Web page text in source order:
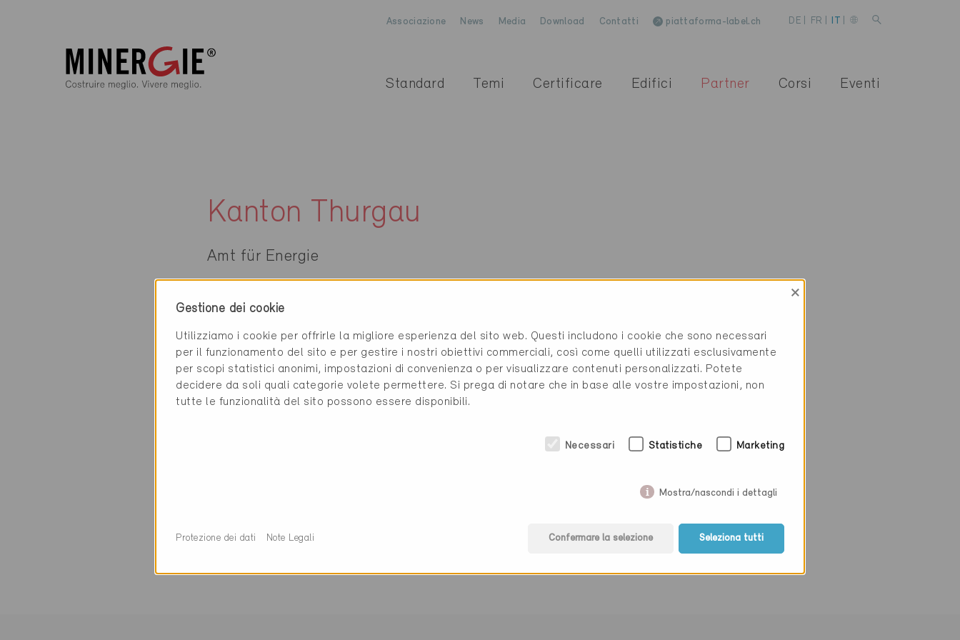
Associazione News Media Download Contatti piattaforma-label.ch DE FR IT
Standard Temi Certificare Edifici Partner Corsi Eventi
Kanton Thurgau
Amt für Energie
Contatti
Kanton Thurgau
Amt für Energie
058 345 54 80
Gestione dei cookie
×
Utilizziamo i cookie per offrirle la migliore esperienza del sito web. Questi includono i cookie che sono necessari
per il funzionamento del sito e per gestire i nostri obiettivi commerciali, così come quelli utilizzati esclusivamente
per scopi statistici anonimi, impostazioni di convenienza o per visualizzare contenuti personalizzati. Potete
decidere da soli quali categorie volete permettere. Si prega di notare che in base alle vostre impostazioni, non
tutte le funzionalità del sito possono essere disponibili.
Necessari Statistiche Marketing
Mostra/nascondi i dettagli
Confermare la selezione Seleziona tutti
Protezione dei dati Note Legali